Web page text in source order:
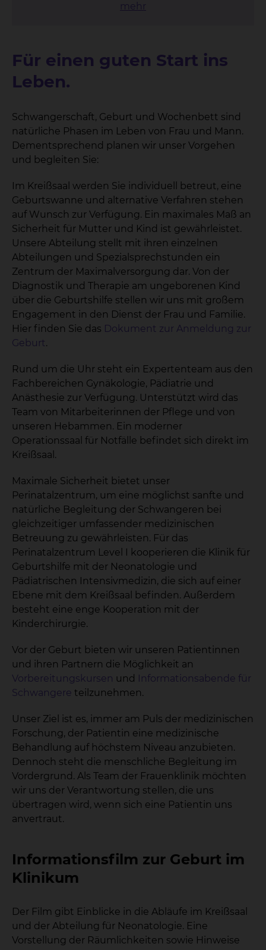
mehr
Für einen guten Start ins
Leben.
Schwangerschaft, Geburt und Wochenbett sind
natürliche Phasen im Leben von Frau und Mann.
Dementsprechend planen wir unser Vorgehen
und begleiten Sie:
Im Kreißsaal werden Sie individuell betreut, eine
Geburtswanne und alternative Verfahren stehen
auf Wunsch zur Verfügung. Ein maximales Maß an
Sicherheit für Mutter und Kind ist gewährleistet.
Unsere Abteilung stellt mit ihren einzelnen
Abteilungen und Spezialsprechstunden ein
Zentrum der Maximalversorgung dar. Von der
Diagnostik und Therapie am ungeborenen Kind
über die Geburtshilfe stellen wir uns mit großem
Engagement in den Dienst der Frau und Familie.
Hier finden Sie das Dokument zur Anmeldung zur
Geburt.
Rund um die Uhr steht ein Expertenteam aus den
Fachbereichen Gynäkologie, Pädiatrie und
Anästhesie zur Verfügung. Unterstützt wird das
Team von Mitarbeiterinnen der Pflege und von
unseren Hebammen. Ein moderner
Operationssaal für Notfälle befindet sich direkt im
Kreißsaal.
Maximale Sicherheit bietet unser
Perinatalzentrum, um eine möglichst sanfte und
natürliche Begleitung der Schwangeren bei
gleichzeitiger umfassender medizinischen
Betreuung zu gewährleisten. Für das
Perinatalzentrum Level I kooperieren die Klinik für
Geburtshilfe mit der Neonatologie und
Pädiatrischen Intensivmedizin, die sich auf einer
Ebene mit dem Kreißsaal befinden. Außerdem
besteht eine enge Kooperation mit der
Kinderchirurgie.
Vor der Geburt bieten wir unseren Patientinnen
und ihren Partnern die Möglichkeit an
Vorbereitungskursen und
Informationsabende für
Schwangere teilzunehmen.
Unser Ziel ist es, immer am Puls der medizinischen
Forschung, der Patientin eine medizinische
Behandlung auf höchstem Niveau anzubieten.
Dennoch steht die menschliche Begleitung im
Vordergrund. Als Team der Frauenklinik möchten
wir uns der Verantwortung stellen, die uns
übertragen wird, wenn sich eine Patientin uns
anvertraut.
Informationsfilm zur Geburt im
Klinikum
Der Film gibt Einblicke in die Abläufe im Kreißsaal
und der Abteilung für Neonatologie. Eine
Vorstellung der Räumlichkeiten sowie Hinweise